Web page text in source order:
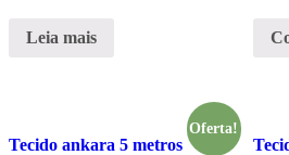
Leia mais
Oferta!
Tecido ankara 5 metros